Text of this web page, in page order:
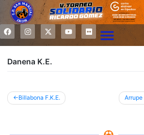
Danena K.E.
Billabona F.K.E. Arrupe